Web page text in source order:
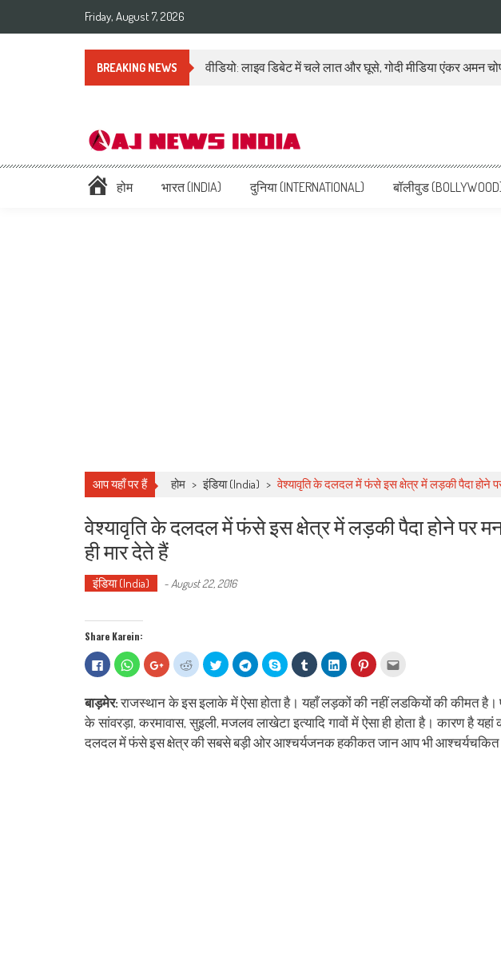
Friday, August 7, 2026
BREAKING NEWS वीडियो: लाइव डिबेट में चले लात और घूसे, गोदी मीडिया एंकर अमन
AAJ News India – Hindi News, Latest
Hindi News: हिन्दी समाचार (Hindi News), Latest इंडिया न्यूज़ Headlines live, पढ़ें देश और दुनिया की ताजा ख़बरें
होम भारत (INDIA) दुनिया (INTERNATIONAL) बॉलीवुड
आप यहाँ पर हैं होम > इंडिया (India) > वेश्यावृति के दलदल में फंसे इस क्षेत्र में लड़की पैदा होने
वेश्यावृति के दलदल में फंसे इस क्षेत्र में लड़की पैदा होने पर
ही मार देते हैं
इंडिया (India) - August 22, 2016
Share Karein:
Click
to
share
Facebook
(Opens
in
new
window)
Click
to
share
WhatsApp
(Opens
in
new
window)
Click
to
share
Google+
(Opens
in
new
window)
Click
to
share
Reddit
(Opens
in
new
window)
Click
to
share
Twitter
(Opens
in
new
window)
Click
to
share
Telegram
(Opens
in
new
window)
Share
on
Skype
in
new
window)
Click
to
share
Tumblr
(Opens
in
new
window)
Click
to
share
LinkedIn
(Opens
in
new
window)
Click
to
Pinterest
(Opens
in
new
window)
to
a
friend
(Opens
in
new
बाड़मेर:राजस्थान के इस इलाके में ऐसा होता है। यहाँ लड़कों की नहीं लडकियों की कीमत है।
के सांवरड़ा, करमावास, सुइली, मजलव लाखेटा इत्यादि गावों में ऐसा ही होता है। कारण है
दलदल में फंसे इस क्षेत्र की सबसे बड़ी ओर आश्चर्यजनक हकीकत जान आप भी आश्चर्यचकित